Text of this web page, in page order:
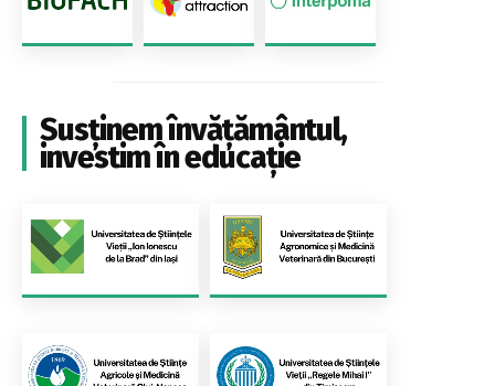
Susținem învățământul,
investim în educație